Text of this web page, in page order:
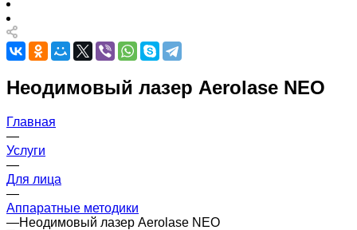
Неодимовый лазер Aerolase NEO
Главная
—
Услуги
—
Для лица
—
Аппаратные методики
—Неодимовый лазер Aerolase NEO